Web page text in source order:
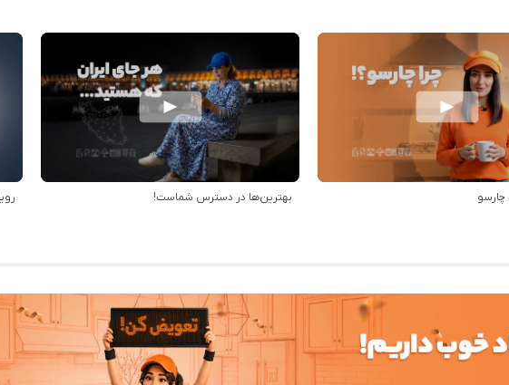
چارسو بهترین‌ها در دسترس شماست!